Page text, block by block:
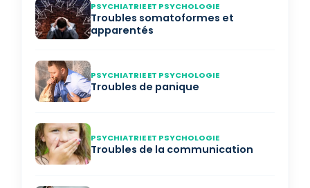
PSYCHIATRIE ET PSYCHOLOGIE
Troubles somatoformes et
apparentés
PSYCHIATRIE ET PSYCHOLOGIE
Troubles de panique
PSYCHIATRIE ET PSYCHOLOGIE
Troubles de la communication